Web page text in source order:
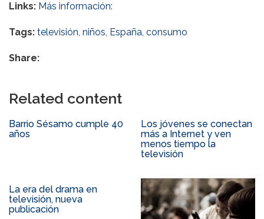
Links: Más información:
Tags: televisión, niños, España, consumo
Share:
Related content
Barrio Sésamo cumple 40
años
Los jóvenes se conectan
más a Internet y ven
menos tiempo la
televisión
La era del drama en
televisión, nueva
publicación